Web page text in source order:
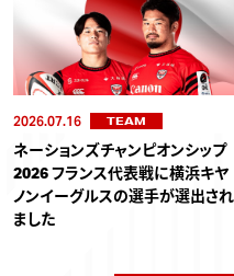
2026.07.16 TEAM
ネーションズチャンピオンシップ
2026 フランス代表戦に横浜キヤ
ノンイーグルスの選手が選出され
ました